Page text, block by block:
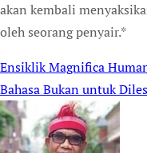
akan kembali
oleh seorang penyair.*
Post
navigation
Ensiklik Magnifica
Bahasa Bukan untuk